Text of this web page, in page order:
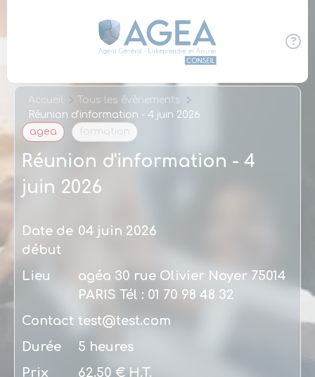
Accueil
Tous les évènements
Réunion d'information - 4 juin 2026
agea
formation
Réunion d'information - 4
juin 2026
Date de
début
04 juin 2026
Lieu
agéa 30 rue Olivier Noyer 75014
PARIS Tél : 01 70 98 48 32
Contact test@test.com
Durée
5 heures
Prix
62.50 € H.T.